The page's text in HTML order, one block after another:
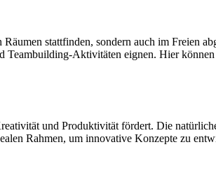
stattfinden, sondern auch im Freien
Aktivitäten eignen. Hier
und Produktivität fördert. Die
Rahmen, um innovative Konzepte zu